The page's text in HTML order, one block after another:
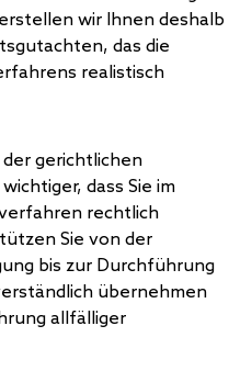
wir Ihnen deshalb
das die
realistisch
gerichtlichen
dass Sie im
rechtlich
Sie von der
bis zur Durchführung
übernehmen
allfälliger